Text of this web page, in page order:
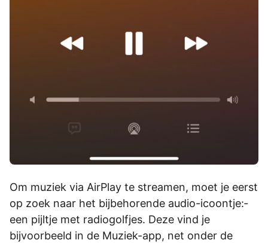
Om muziek via AirPlay te streamen, moet je eerst
op zoek naar het bijbehorende audio-icoontje:­­­
een pijltje met radiogolfjes. Deze vind je
bijvoorbeeld­­­ in de Muziek-app, net onder de